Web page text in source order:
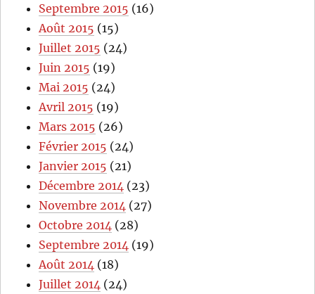
Septembre 2015 (16)
Août 2015 (15)
Juillet 2015 (24)
Juin 2015 (19)
Mai 2015 (24)
Avril 2015 (19)
Mars 2015 (26)
Février 2015 (24)
Janvier 2015 (21)
Décembre 2014 (23)
Novembre 2014 (27)
Octobre 2014 (28)
Septembre 2014 (19)
Août 2014 (18)
Juillet 2014 (24)